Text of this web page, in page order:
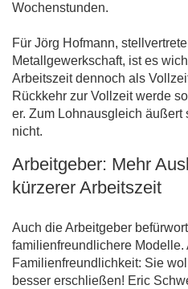
Wochenstunden.
Für Jörg Hofmann,
Metallgewerkschaft, ist es
Arbeitszeit dennoch als
Rückkehr zur Vollzeit werde
er. Zum Lohnausgleich äußert
nicht.
Arbeitgeber: Mehr
kürzerer Arbeitszeit
Auch die Arbeitgeber
familienfreundlichere
Familienfreundlichkeit: Sie
besser erschließen! Eric